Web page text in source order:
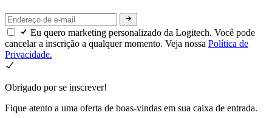
Eu quero marketing personalizado da Logitech. Você pode
cancelar a inscrição a qualquer momento. Veja nossa Política de
Privacidade.
Obrigado por se inscrever!
Fique atento a uma oferta de boas-vindas em sua caixa de entrada.